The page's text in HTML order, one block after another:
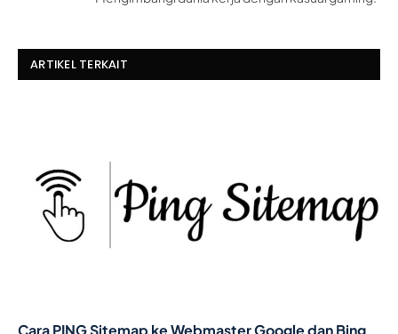
ARTIKEL TERKAIT
Cara PING Sitemap ke Webmaster Google dan Bing